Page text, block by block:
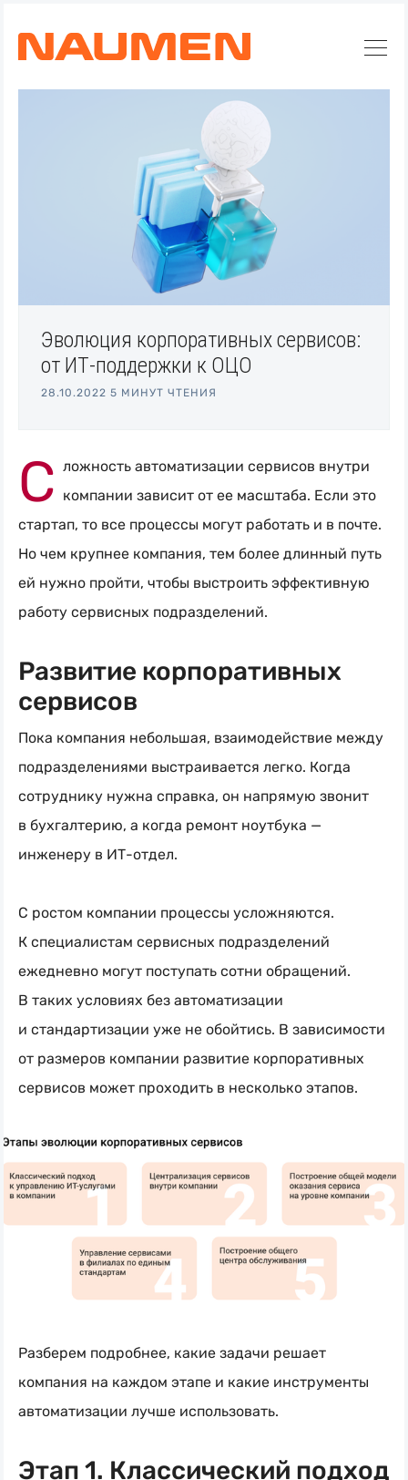
Искать
service
desk,
ITAM,
мониторинг
автоматизация
Эволюция корпоративных сервисов:
от ИТ-поддержки к ОЦО
28.10.2022 5 МИНУТ ЧТЕНИЯ
С ложность автоматизации сервисов внутри
компании зависит от ее масштаба. Если это
стартап, то все процессы могут работать и в почте.
Но чем крупнее компания, тем более длинный путь
ей нужно пройти, чтобы выстроить эффективную
работу сервисных подразделений.
Развитие корпоративных
сервисов
Пока компания небольшая, взаимодействие между
подразделениями выстраивается легко. Когда
сотруднику нужна справка, он напрямую звонит
в бухгалтерию, а когда ремонт ноутбука —
инженеру в ИТ-отдел.
С ростом компании процессы усложняются.
К специалистам сервисных подразделений
ежедневно могут поступать сотни обращений.
В таких условиях без автоматизации
и стандартизации уже не обойтись. В зависимости
от размеров компании развитие корпоративных
сервисов может проходить в несколько этапов.
Разберем подробнее, какие задачи решает
компания на каждом этапе и какие инструменты
автоматизации лучше использовать.
Этап 1. Классический подход